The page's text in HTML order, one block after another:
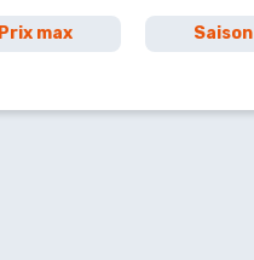
Prix max Saison